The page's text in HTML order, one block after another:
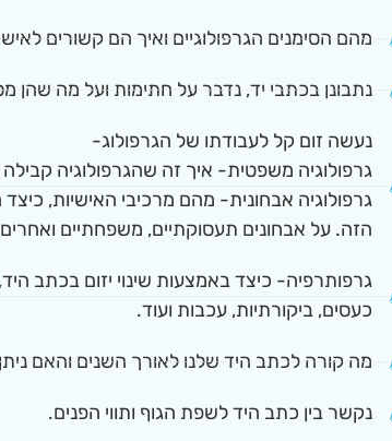
מהם הסימנים הגרפולוגיים ואיך הם קשורים
נתבונן בכתבי יד, נדבר על חתימות ועל מה שהן
נעשה זום קל לעבודתו של הגרפולוג-
גרפולוגיה משפטית- איך זה שהגרפולוגיה
גרפולוגיה אבחונית- מהם מרכיבי האישיות,
הזה. על אבחונים תעסוקתיים, משפחתיים
גרפותרפיה- כיצד באמצעות שינוי יזום בכתב
כעסים, ביקורתיות, עכבות ועוד.
מה קורה לכתב היד שלנו לאורך השנים והאם
נקשר בין כתב היד לשפת הגוף ותווי הפנים.